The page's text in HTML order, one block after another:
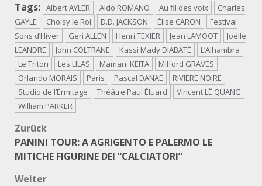
Tags: Albert AYLER Aldo ROMANO Au fil des voix
Charles
GAYLE
Choisy le Roi D.D. JACKSON Élise CARON
Festival
Sons d’Hiver
Geri ALLEN Henri TEXIER Jean LAMOOT
Joëlle
LEANDRE
John COLTRANE Kassi Mady DIABATÉ
L’Alhambra
Le Triton
Les LILAS Mamani KEITA
Milford GRAVES
Orlando MORAIS
Paris Pascal DANAÉ
RIVIERE NOIRE
Studio de l’Ermitage
Théâtre Paul Éluard
Vincent LÊ QUANG
William PARKER
Beitragsnavigation
Zurück
PANINI TOUR: A AGRIGENTO E PALERMO LE
MITICHE FIGURINE DEI “CALCIATORI”
Weiter